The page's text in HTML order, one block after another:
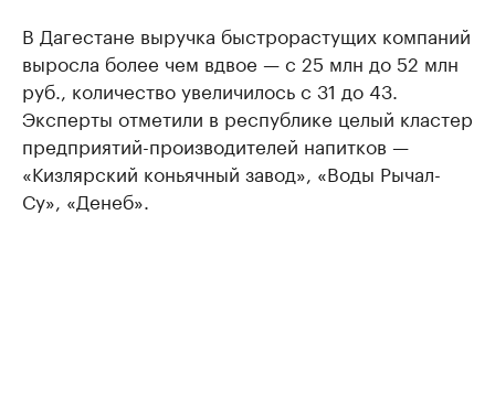
В Дагестане выручка быстрорастущих компаний
выросла более чем вдвое — с 25 млн до 52 млн
руб., количество увеличилось с 31 до 43.
Эксперты отметили в республике целый кластер
предприятий-производителей напитков —
«Кизлярский коньячный завод», «Воды Рычал-
Су», «Денеб».